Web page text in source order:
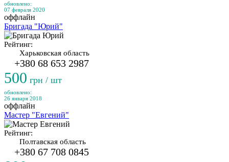
обновлено:
07 февраля 2020
оффлайн
Бригада "Юрий"
Рейтинг:
Харьковская область
+380 68 653 2987
500 грн / шт
обновлено:
26 января 2018
оффлайн
Мастер "Евгений"
Рейтинг:
Полтавская область
+380 67 708 0845